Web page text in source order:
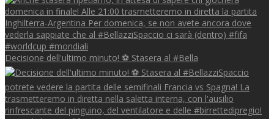
Decisione dell'ultimo minuto! ⚽️ Stasera al #Bella